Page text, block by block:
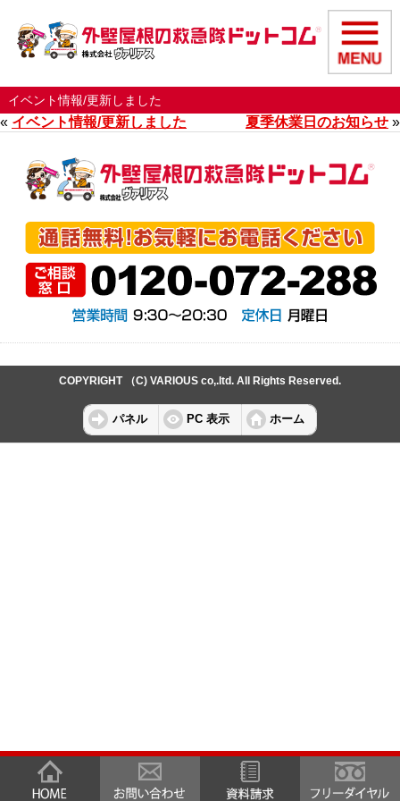
イベント情報/更新しました
« イベント情報/更新しました 夏季休業日のお知らせ »
COPYRIGHT （C) VARIOUS co,.ltd. All Rights Reserved.
パネル PC 表示 ホーム